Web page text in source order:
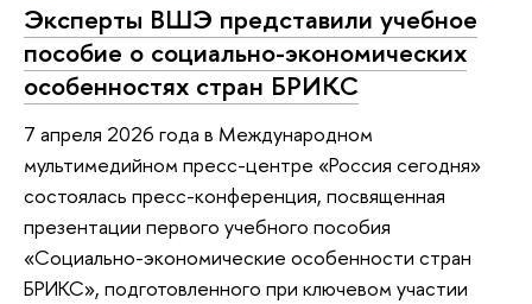
Эксперты ВШЭ представили учебное
пособие о социально-экономических
особенностях стран БРИКС
7 апреля 2026 года в Международном
мультимедийном пресс-центре «Россия сегодня»
состоялась пресс-конференция, посвященная
презентации первого учебного пособия
«Социально-экономические особенности стран
БРИКС», подготовленного при ключевом участии